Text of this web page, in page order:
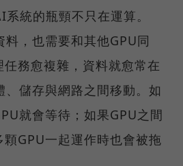
統的瓶頸不只在運算。
料，也需要和其他GPU同
務愈複雜，資料就愈常在
、儲存與網路之間移動。如
就會等待；如果GPU之間
GPU一起運作時也會被拖